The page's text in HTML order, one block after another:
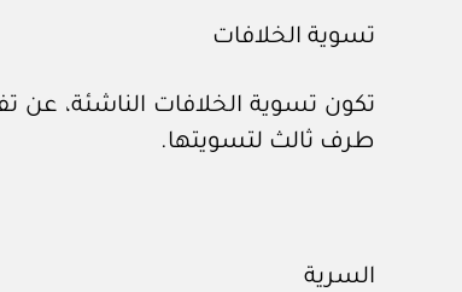
تسوية الخلافات
تكون تسوية الخلافات الناشئة، عن
طرف ثالث لتسويتها.
السرية